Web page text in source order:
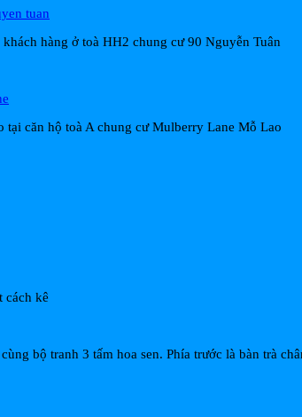
hàng ở toà HH2 chung cư 90 Nguyễn Tuân
căn hộ toà A chung cư Mulberry Lane Mỗ Lao
cách kê
bộ tranh 3 tấm hoa sen. Phía trước là bàn trà